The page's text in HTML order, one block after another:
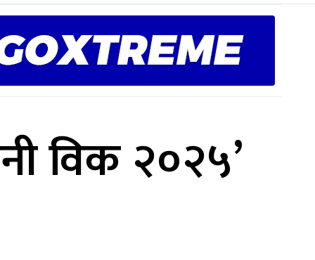
विक २०२५’